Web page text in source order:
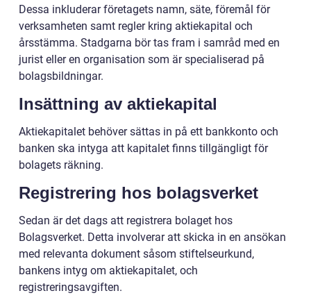
Dessa inkluderar företagets namn, säte, föremål för
verksamheten samt regler kring aktiekapital och
årsstämma. Stadgarna bör tas fram i samråd med en
jurist eller en organisation som är specialiserad på
bolagsbildningar.
Insättning av aktiekapital
Aktiekapitalet behöver sättas in på ett bankkonto och
banken ska intyga att kapitalet finns tillgängligt för
bolagets räkning.
Registrering hos bolagsverket
Sedan är det dags att registrera bolaget hos
Bolagsverket. Detta involverar att skicka in en ansökan
med relevanta dokument såsom stiftelseurkund,
bankens intyg om aktiekapitalet, och
registreringsavgiften.